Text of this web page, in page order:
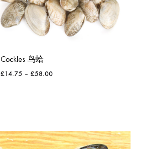
Cockles 鸟蛤
£14.75 – £58.00